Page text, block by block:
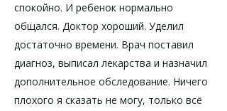
спокойно. И ребенок нормально
общался. Доктор хороший. Уделил
достаточно времени. Врач поставил
диагноз, выписал лекарства и назначил
дополнительное обследование. Ничего
плохого я сказать не могу, только всё